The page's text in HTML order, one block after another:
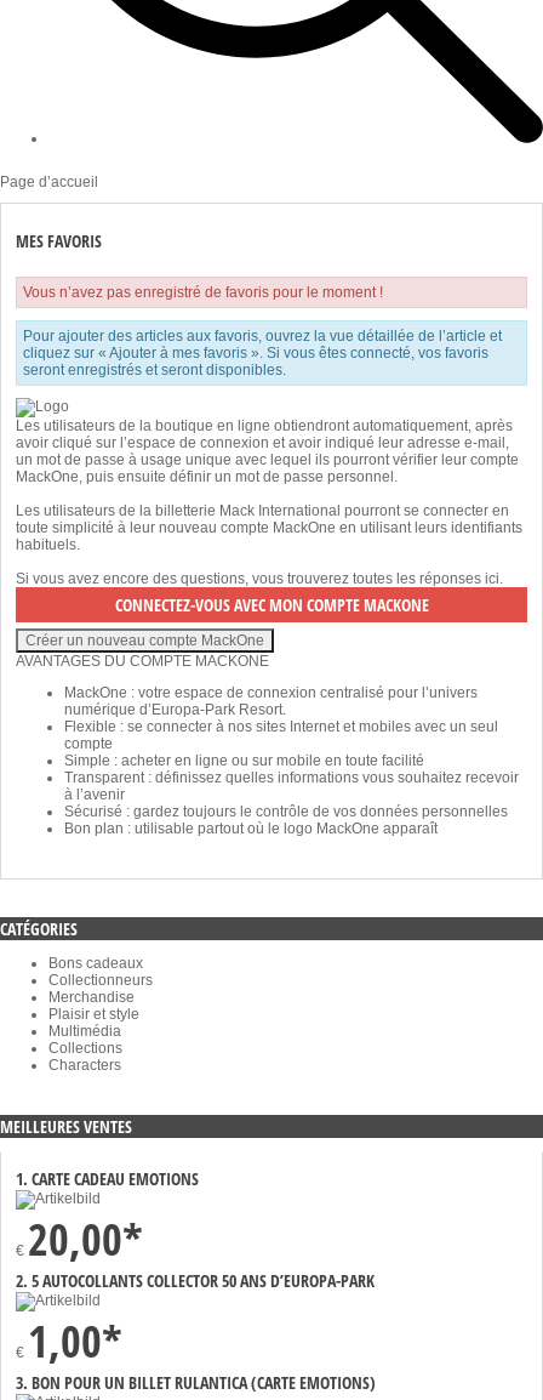
Page d’accueil
MES FAVORIS
Vous n’avez pas enregistré de favoris pour le moment !
Pour ajouter des articles aux favoris, ouvrez la vue détaillée de l’article et
cliquez sur « Ajouter à mes favoris ». Si vous êtes connecté, vos favoris
seront enregistrés et seront disponibles.
Les utilisateurs de la boutique en ligne obtiendront automatiquement, après
avoir cliqué sur l’espace de connexion et avoir indiqué leur adresse e-mail,
un mot de passe à usage unique avec lequel ils pourront vérifier leur compte
MackOne, puis ensuite définir un mot de passe personnel.
Les utilisateurs de la billetterie Mack International pourront se connecter en
toute simplicité à leur nouveau compte MackOne en utilisant leurs identifiants
habituels.
Si vous avez encore des questions, vous trouverez toutes les réponses ici
AVANTAGES DU COMPTE MACKONE
MackOne : votre espace de connexion centralisé pour l’univers
numérique d’Europa-Park Resort.
Flexible : se connecter à nos sites Internet et mobiles avec un seul
compte
Simple : acheter en ligne ou sur mobile en toute facilité
Transparent : définissez quelles informations vous souhaitez recevoir
à l’avenir
Sécurisé : gardez toujours le contrôle de vos données personnelles
Bon plan : utilisable partout où le logo MackOne apparaît
CATÉGORIES
Bons cadeaux
Collectionneurs
Merchandise
Plaisir et style
Multimédia
Collections
Characters
MEILLEURES VENTES
1. CARTE CADEAU EMOTIONS
€ 20,00*
2. 5 AUTOCOLLANTS COLLECTOR 50 ANS D’EUROPA-PARK
€ 1,00*
3. BON POUR UN BILLET RULANTICA (CARTE EMOTIONS)